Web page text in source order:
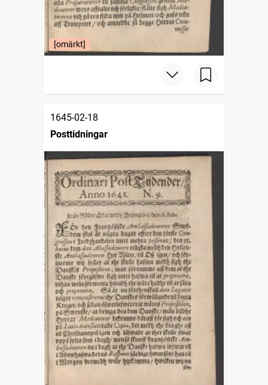
[omärkt]
1645-02-18
Posttidningar